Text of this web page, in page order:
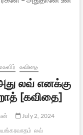
கவிதை
லவ் எனக்கு
[கவிதை]
July 2, 2024
லவ்